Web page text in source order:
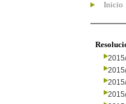
Inicio